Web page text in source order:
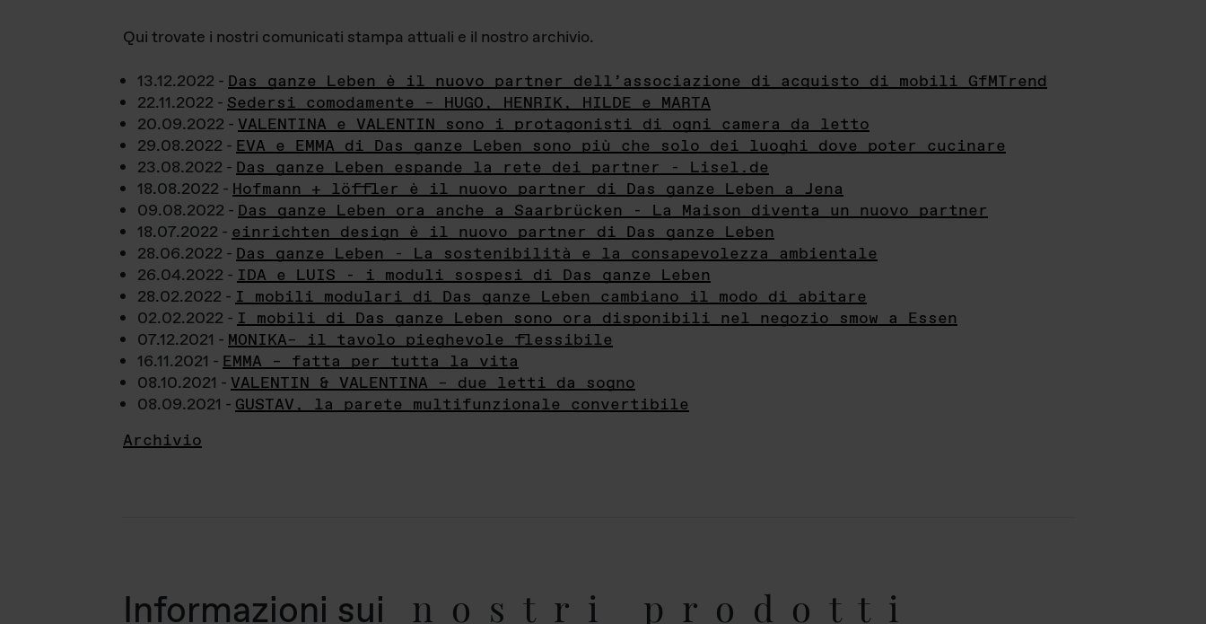
Qui trovate i nostri comunicati stampa attuali e il nostro archivio.
13.12.2022 - Das ganze Leben è il nuovo partner dell’associazione di acquisto di mobili GfMTrend
22.11.2022 - Sedersi comodamente – HUGO, HENRIK, HILDE e MARTA
20.09.2022 - VALENTINA e VALENTIN sono i protagonisti di ogni camera da letto
29.08.2022 - EVA e EMMA di Das ganze Leben sono più che solo dei luoghi dove poter cucinare
23.08.2022 - Das ganze Leben espande la rete dei partner - Lisel.de
18.08.2022 - Hofmann + löffler è il nuovo partner di Das ganze Leben a Jena
09.08.2022 - Das ganze Leben ora anche a Saarbrücken - La Maison diventa un nuovo partner
18.07.2022 - einrichten design è il nuovo partner di Das ganze Leben
28.06.2022 - Das ganze Leben - La sostenibilità e la consapevolezza ambientale
26.04.2022 - IDA e LUIS - i moduli sospesi di Das ganze Leben
28.02.2022 - I mobili modulari di Das ganze Leben cambiano il modo di abitare
02.02.2022 - I mobili di Das ganze Leben sono ora disponibili nel negozio smow a Essen
07.12.2021 - MONIKA– il tavolo pieghevole flessibile
16.11.2021 - EMMA – fatta per tutta la vita
08.10.2021 - VALENTIN & VALENTINA – due letti da sogno
08.09.2021 - GUSTAV, la parete multifunzionale convertibile
Archivio
Informazioni sui nostri prodotti